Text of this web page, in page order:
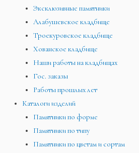
Эксклюзивные памятники
Алабушевское кладбище
Троекуровское кладбище
Хованское кладбище
Наши работы на кладбищах
Гос. заказы
Работы прошлых лет
Каталоги изделий
Памятники по форме
Памятники по типу
Памятники по цветам и сортам